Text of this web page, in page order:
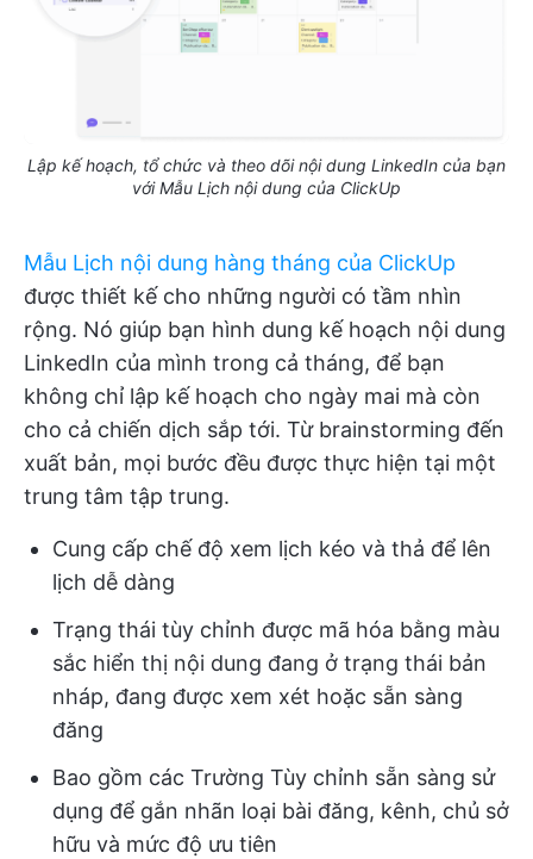
Lập kế hoạch, tổ chức và theo dõi nội dung LinkedIn của bạn
với Mẫu Lịch nội dung của ClickUp
Mẫu Lịch nội dung hàng tháng của ClickUp
được thiết kế cho những người có tầm nhìn
rộng. Nó giúp bạn hình dung kế hoạch nội dung
LinkedIn của mình trong cả tháng, để bạn
không chỉ lập kế hoạch cho ngày mai mà còn
cho cả chiến dịch sắp tới. Từ brainstorming đến
xuất bản, mọi bước đều được thực hiện tại một
trung tâm tập trung.
Cung cấp chế độ xem lịch kéo và thả để lên
lịch dễ dàng
Trạng thái tùy chỉnh được mã hóa bằng màu
sắc hiển thị nội dung đang ở trạng thái bản
nháp, đang được xem xét hoặc sẵn sàng
đăng
Bao gồm các Trường Tùy chỉnh sẵn sàng sử
dụng để gắn nhãn loại bài đăng, kênh, chủ sở
hữu và mức độ ưu tiên